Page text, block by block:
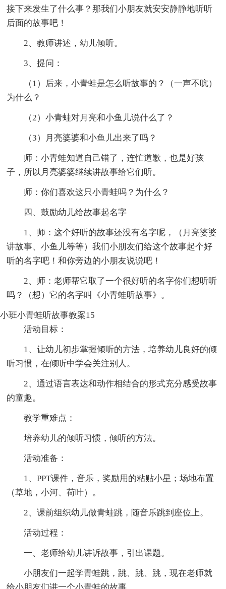
接下来发生了什么事？那我们小朋友就安安静静地听听
后面的故事吧！
2、教师讲述，幼儿倾听。
3、提问：
（1）后来，小青蛙是怎么听故事的？（一声不吭）
为什么？
（2）小青蛙对月亮和小鱼儿说什么了？
（3）月亮婆婆和小鱼儿出来了吗？
师：小青蛙知道自己错了，连忙道歉，也是好孩
子，所以月亮婆婆继续讲故事给它们听。
师：你们喜欢这只小青蛙吗？为什么？
四、鼓励幼儿给故事起名字
1、师：这个好听的故事还没有名字呢，（月亮婆婆
讲故事、小鱼儿等等）我们小朋友们给这个故事起个好
听的名字吧！和你旁边的小朋友说说吧！
2、师：老师帮它取了一个很好听的名字你们想听听
吗？（想）它的名字叫《小青蛙听故事》。
小班小青蛙听故事教案15
活动目标：
1、让幼儿初步掌握倾听的方法，培养幼儿良好的倾
听习惯，在倾听中学会关注别人。
2、通过语言表达和动作相结合的形式充分感受故事
的童趣。
教学重难点：
培养幼儿的倾听习惯，倾听的方法。
活动准备：
1、PPT课件，音乐，奖励用的粘贴小星；场地布置
（草地，小河、荷叶）。
2、课前组织幼儿做青蛙跳，随音乐跳到座位上。
活动过程：
一、老师给幼儿讲诉故事，引出课题。
小朋友们一起学青蛙跳，跳、跳、跳，现在老师就
给小朋友们讲一个小青蛙的故事。